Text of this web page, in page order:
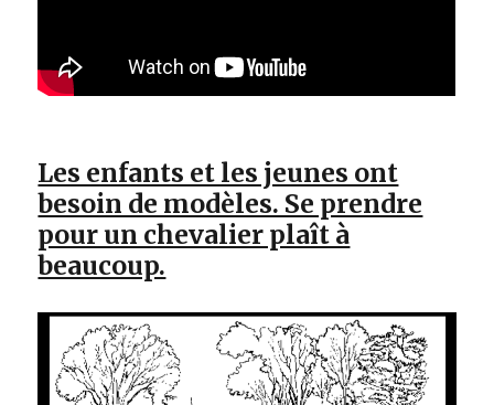
Les enfants et les jeunes ont
besoin de modèles. Se prendre
pour un chevalier plaît à
beaucoup.